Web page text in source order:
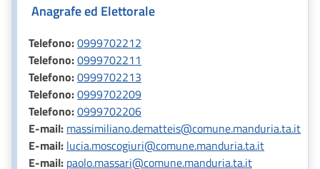
Anagrafe ed Elettorale
Telefono:0999702212
Telefono:0999702211
Telefono:0999702213
Telefono:0999702209
Telefono:0999702206
E-mail: massimiliano.dematteis@comune.manduria.ta.it
E-mail: lucia.moscogiuri@comune.manduria.ta.it
E-mail: paolo.massari@comune.manduria.ta.it